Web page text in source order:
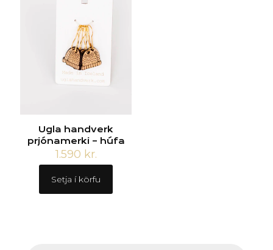
Ugla handverk
prjónamerki – húfa
1.590 kr.
Setja í körfu